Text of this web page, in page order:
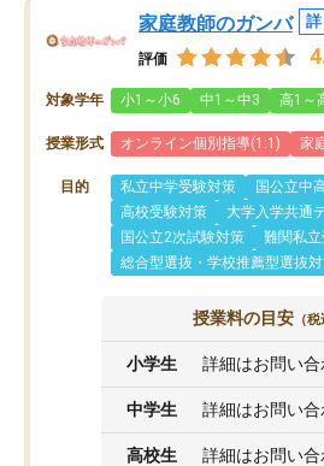
家庭教師のガンバ
評価
対象学年 小1～小6 中1～中3 高1～
授業形式 オンライン個別指導(1:1) 家
目的 私立中学受験対策
国公立中
高校受験対策
大学入学共通
国公立2次試験対策
難関私
総合型選抜・学校推薦型選抜
授業料の目安 （税
小学生 詳細はお問い
中学生 詳細はお問い
高校生 詳細はお問い